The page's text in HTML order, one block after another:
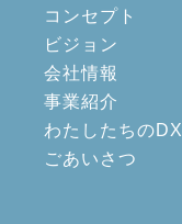
コンセプト
ビジョン
会社情報
事業紹介
わたしたちのDX
ごあいさつ